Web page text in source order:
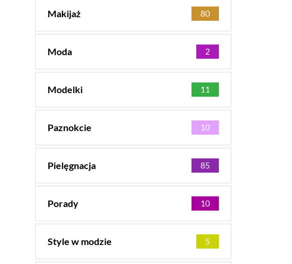
Makijaż 80
Moda 2
Modelki 11
Paznokcie 10
Pielęgnacja 85
Porady 10
Style w modzie 5